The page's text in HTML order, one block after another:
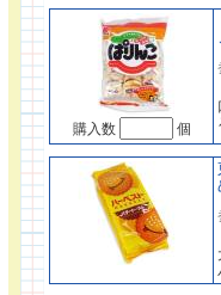
購入数 個